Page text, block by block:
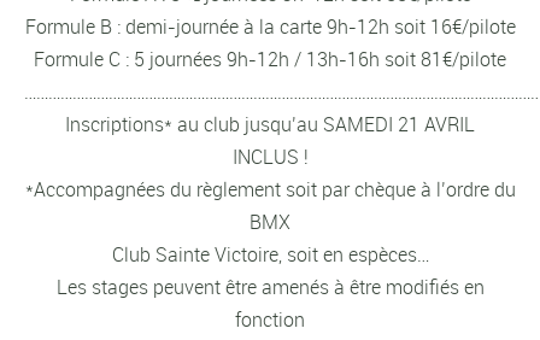
Formule B : demi-journée à la carte 9h-12h soit 16€/pilote
Formule C : 5 journées 9h-12h / 13h-16h soit 81€/pilote
Inscriptions* au club jusqu’au SAMEDI 21 AVRIL
INCLUS !
*Accompagnées du règlement soit par chèque à l’ordre du
BMX
Club Sainte Victoire, soit en espèces…
Les stages peuvent être amenés à être modifiés en
fonction